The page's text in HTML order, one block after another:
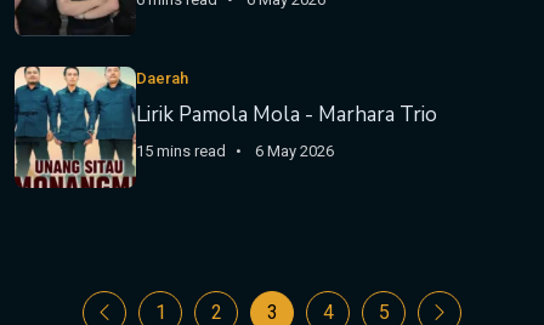
Daerah
Lirik Pamola Mola - Marhara Trio
15 mins read 6 May 2026
1 2 3 4 5